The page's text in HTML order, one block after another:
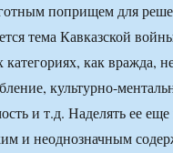
поприщем для
тема Кавказской
как вражда,
культурно-
и т.д. Наделять ее
и неоднозначным